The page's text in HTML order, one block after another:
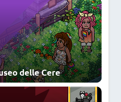
delle Cere